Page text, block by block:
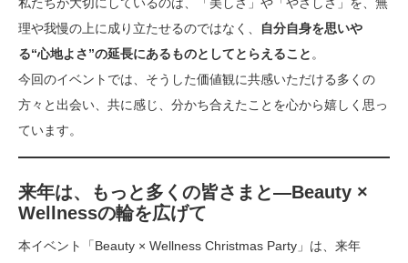
私たちが大切にしているのは、「美しさ」や「やさしさ」を、無
理や我慢の上に成り立たせるのではなく、
自分自身を思いや
る“心地よさ”の延長にあるものとしてとらえること。
今回のイベントでは、そうした価値観に共感いただける多くの
方々と出会い、共に感じ、分かち合えたことを心から嬉しく思っ
ています。
来年は、もっと多くの皆さまと―Beauty ×
Wellnessの輪を広げて
本イベント「Beauty × Wellness Christmas Party」は、来年